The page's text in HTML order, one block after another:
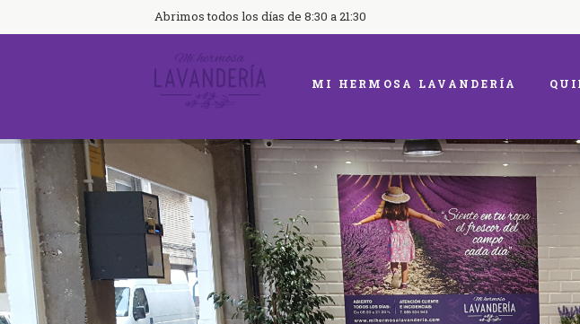
Abrimos todos los días de 8:30 a 21:30
MI HERMOSA LAVANDERÍA